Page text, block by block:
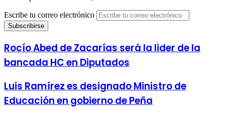
Escribe tu correo electrónico
Rocío Abed de Zacarías será la lider de la
bancada HC en Diputados
Luis Ramírez es designado Ministro de
Educación en gobierno de Peña